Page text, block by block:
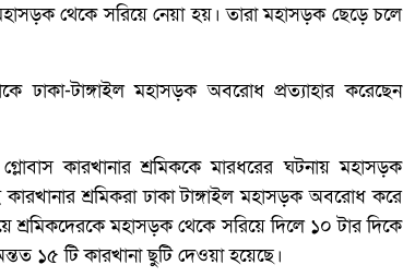
থেকে সরিয়ে নেয়া হয়। তারা মহাসড়ক ছেড়ে চলে
ঢাকা-টাঙ্গাইল মহাসড়ক অবরোধ প্রত্যাহার করেছেন
কারখানার শ্রমিককে মারধরের ঘটনায় মহাসড়ক
শ্রমিকরা ঢাকা টাঙ্গাইল মহাসড়ক অবরোধ করে
মহাসড়ক থেকে সরিয়ে দিলে ১০ টার দিকে
১৫ টি কারখানা ছুটি দেওয়া হয়েছে।